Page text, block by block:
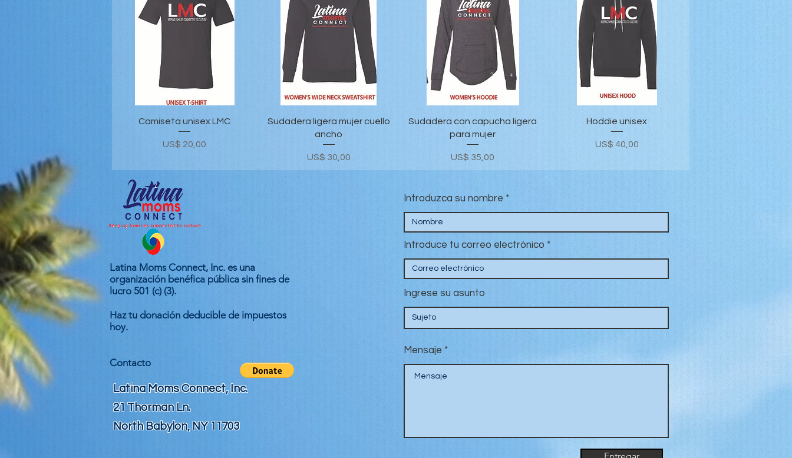
Vista rápida
Camiseta unisex LMC
Precio
US$ 20,00
Vista rápida
Sudadera ligera mujer cuello
ancho
Precio
US$ 30,00
Vista rápida
Sudadera con capucha ligera
para mujer
Precio
US$ 35,00
Vista rápida
Hoddie unisex
Precio
US$ 40,00
Latina Moms Connect, Inc. es una
organización benéfica pública sin fines de
lucro 501 (c) (3).
Haz tu donación deducible de impuestos
hoy.
Contacto
Latina Moms Connect, Inc.
21 Thorman Ln.
North Babylon, NY 11703
Introduzca su nombre
Introduce tu correo electrónico
Ingrese su asunto
Mensaje
Entregar